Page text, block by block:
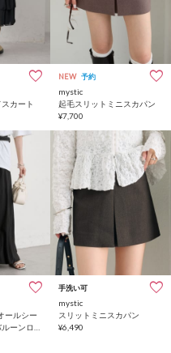
カート
NEW 予約
mystic
起毛スリットミニスカパン
¥7,700
ールシー
ーンロ
手洗い可
mystic
スリットミニスカパン
¥6,490